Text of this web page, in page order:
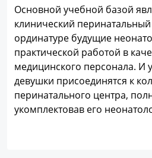
Основной учебной базой
клинический перинатальный
ординатуре будущие
практической работой в
медицинского персонала. И
девушки присоединятся к
перинатального центра,
укомплектовав его